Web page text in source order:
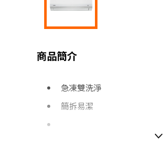
商品簡介
急凍雙洗淨
簡拆易潔
如無電梯，2樓(含)以上，